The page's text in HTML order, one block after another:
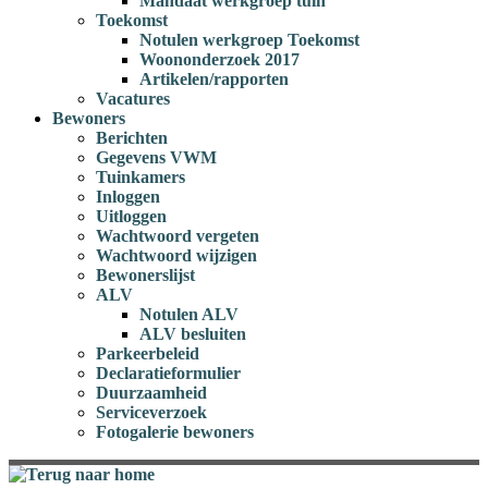
Toekomst
Notulen werkgroep Toekomst
Woononderzoek 2017
Artikelen/rapporten
Vacatures
Bewoners
Berichten
Gegevens VWM
Tuinkamers
Inloggen
Uitloggen
Wachtwoord vergeten
Wachtwoord wijzigen
Bewonerslijst
ALV
Notulen ALV
ALV besluiten
Parkeerbeleid
Declaratieformulier
Duurzaamheid
Serviceverzoek
Fotogalerie bewoners